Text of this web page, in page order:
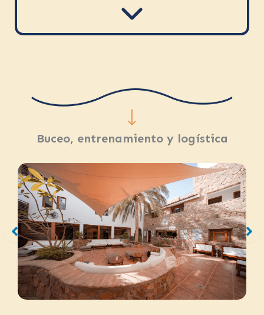
Buceo, entrenamiento y logística